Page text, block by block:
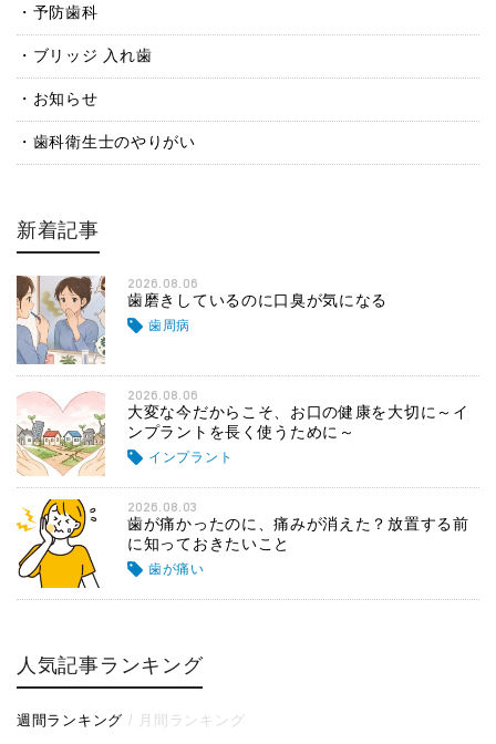
予防歯科
ブリッジ 入れ歯
お知らせ
歯科衛生士のやりがい
新着記事
2026.08.06
歯磨きしているのに口臭が気になる
歯周病
2026.08.06
大変な今だからこそ、お口の健康を大切に～イ
ンプラントを長く使うために～
インプラント
2026.08.03
歯が痛かったのに、痛みが消えた？放置する前
に知っておきたいこと
歯が痛い
人気記事ランキング
週間ランキング 月間ランキング